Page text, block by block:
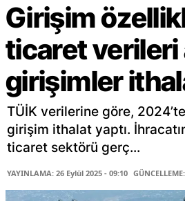
Girişim
ticaret verileri
girişimler
TÜİK verilerine göre,
girişim ithalat yaptı.
ticaret sektörü gerç...
YAYINLAMA: 26 Eylül 2025 - 09:10